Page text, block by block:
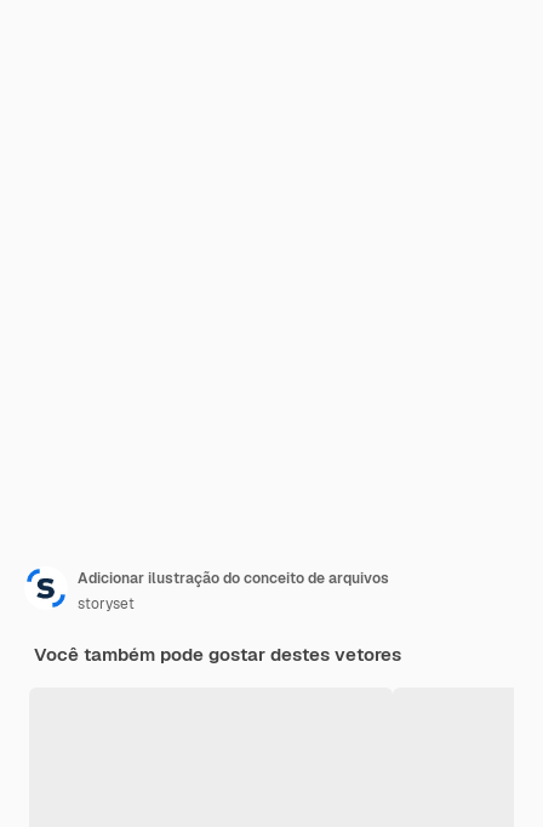
Adicionar ilustração do conceito de arquivos
storyset
Você também pode gostar destes vetores